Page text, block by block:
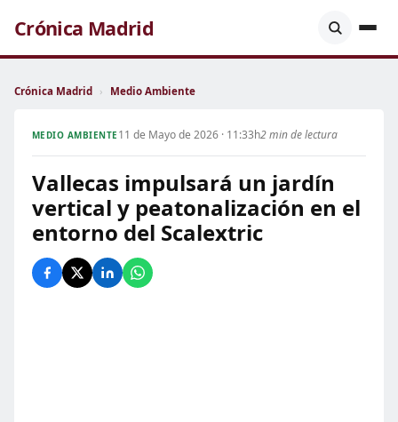
Crónica Madrid
Crónica Madrid › Medio Ambiente
MEDIO AMBIENTE 11 de Mayo de 2026 · 11:33h2 min de lectura
Vallecas impulsará un jardín
vertical y peatonalización en el
entorno del Scalextric